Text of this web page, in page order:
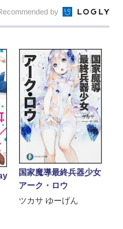
by
国家魔導最終兵器少女
アーク・ロウ
ツカサ ゆーげん